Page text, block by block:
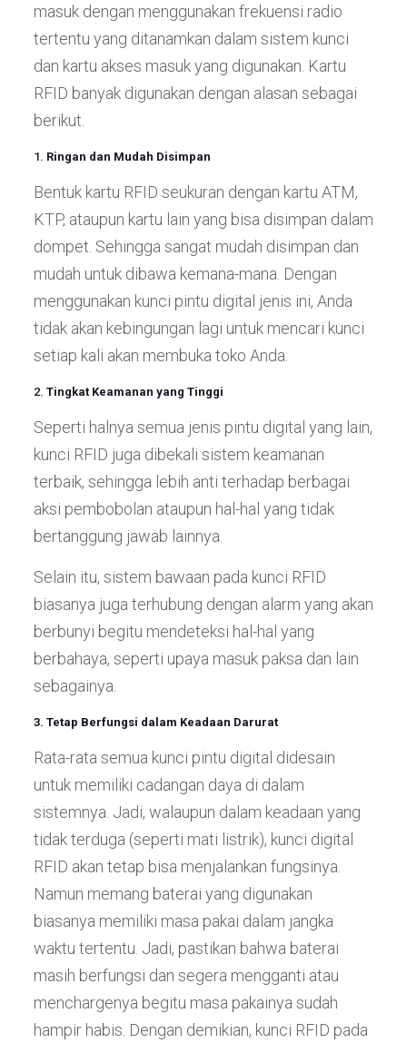
masuk dengan menggunakan frekuensi radio
tertentu yang ditanamkan dalam sistem kunci
dan kartu akses masuk yang digunakan. Kartu
RFID banyak digunakan dengan alasan sebagai
berikut.
1. Ringan dan Mudah Disimpan
Bentuk kartu RFID seukuran dengan kartu ATM,
KTP, ataupun kartu lain yang bisa disimpan dalam
dompet. Sehingga sangat mudah disimpan dan
mudah untuk dibawa kemana-mana. Dengan
menggunakan kunci pintu digital jenis ini, Anda
tidak akan kebingungan lagi untuk mencari kunci
setiap kali akan membuka toko Anda.
2. Tingkat Keamanan yang Tinggi
Seperti halnya semua jenis pintu digital yang lain,
kunci RFID juga dibekali sistem keamanan
terbaik, sehingga lebih anti terhadap berbagai
aksi pembobolan ataupun hal-hal yang tidak
bertanggung jawab lainnya.
Selain itu, sistem bawaan pada kunci RFID
biasanya juga terhubung dengan alarm yang akan
berbunyi begitu mendeteksi hal-hal yang
berbahaya, seperti upaya masuk paksa dan lain
sebagainya.
3. Tetap Berfungsi dalam Keadaan Darurat
Rata-rata semua kunci pintu digital didesain
untuk memiliki cadangan daya di dalam
sistemnya. Jadi, walaupun dalam keadaan yang
tidak terduga (seperti mati listrik), kunci digital
RFID akan tetap bisa menjalankan fungsinya.
Namun memang baterai yang digunakan
biasanya memiliki masa pakai dalam jangka
waktu tertentu. Jadi, pastikan bahwa baterai
masih berfungsi dan segera mengganti atau
menchargenya begitu masa pakainya sudah
hampir habis. Dengan demikian, kunci RFID pada